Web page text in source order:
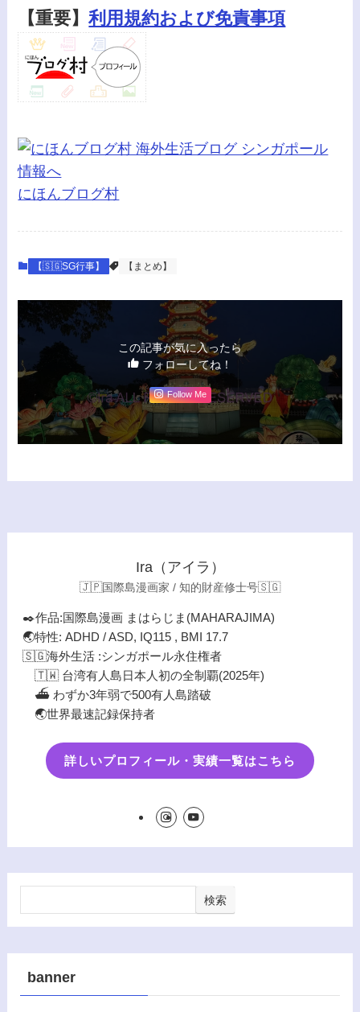
【重要】利用規約および免責事項
にほんブログ村
【🇸🇬SG行事】 【まとめ】
この記事が気に入ったら
フォローしてね！
Follow Me
Ira（アイラ）
🇯🇵国際島漫画家 / 知的財産修士号🇸🇬
✒️作品:国際島漫画 まはらじま(MAHARAJIMA)
🌏特性: ADHD / ASD, IQ115 , BMI 17.7
🇸🇬海外生活 :シンガポール永住権者
🇹🇼 台湾有人島日本人初の全制覇(2025年)
⛴️ わずか3年弱で500有人島踏破
🌏世界最速記録保持者
詳しいプロフィール・実績一覧はこちら
検索
banner